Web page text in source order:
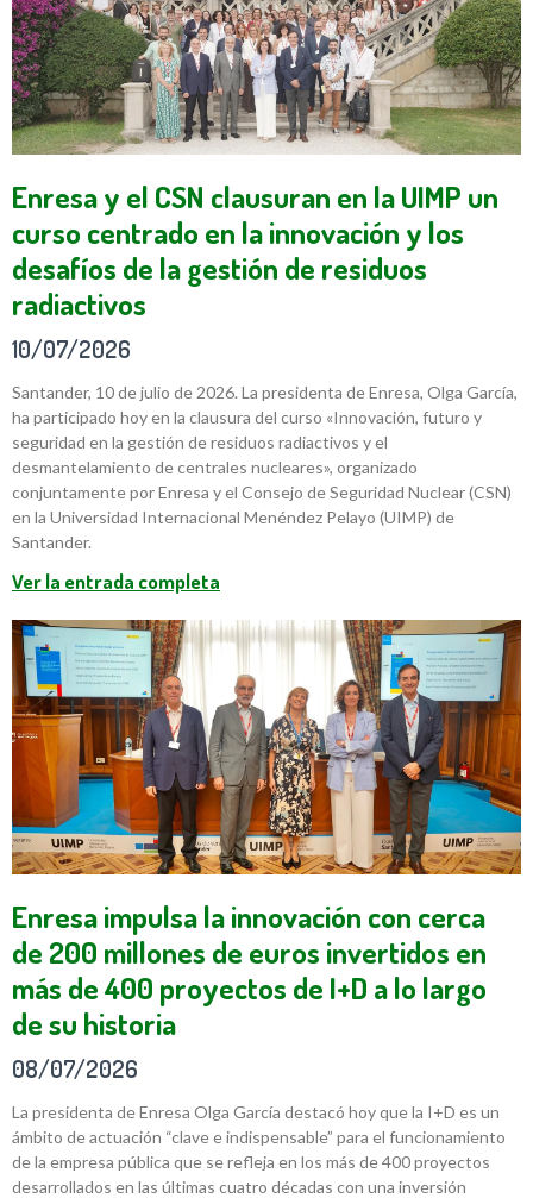
Enresa y el CSN clausuran en la UIMP un
curso centrado en la innovación y los
desafíos de la gestión de residuos
radiactivos
10/07/2026
Santander, 10 de julio de 2026. La presidenta de Enresa, Olga García,
ha participado hoy en la clausura del curso «Innovación, futuro y
seguridad en la gestión de residuos radiactivos y el
desmantelamiento de centrales nucleares», organizado
conjuntamente por Enresa y el Consejo de Seguridad Nuclear (CSN)
en la Universidad Internacional Menéndez Pelayo (UIMP) de
Santander.
Ver la entrada completa
Enresa impulsa la innovación con cerca
de 200 millones de euros invertidos en
más de 400 proyectos de I+D a lo largo
de su historia
08/07/2026
La presidenta de Enresa Olga García destacó hoy que la I+D es un
ámbito de actuación “clave e indispensable” para el funcionamiento
de la empresa pública que se refleja en los más de 400 proyectos
desarrollados en las últimas cuatro décadas con una inversión